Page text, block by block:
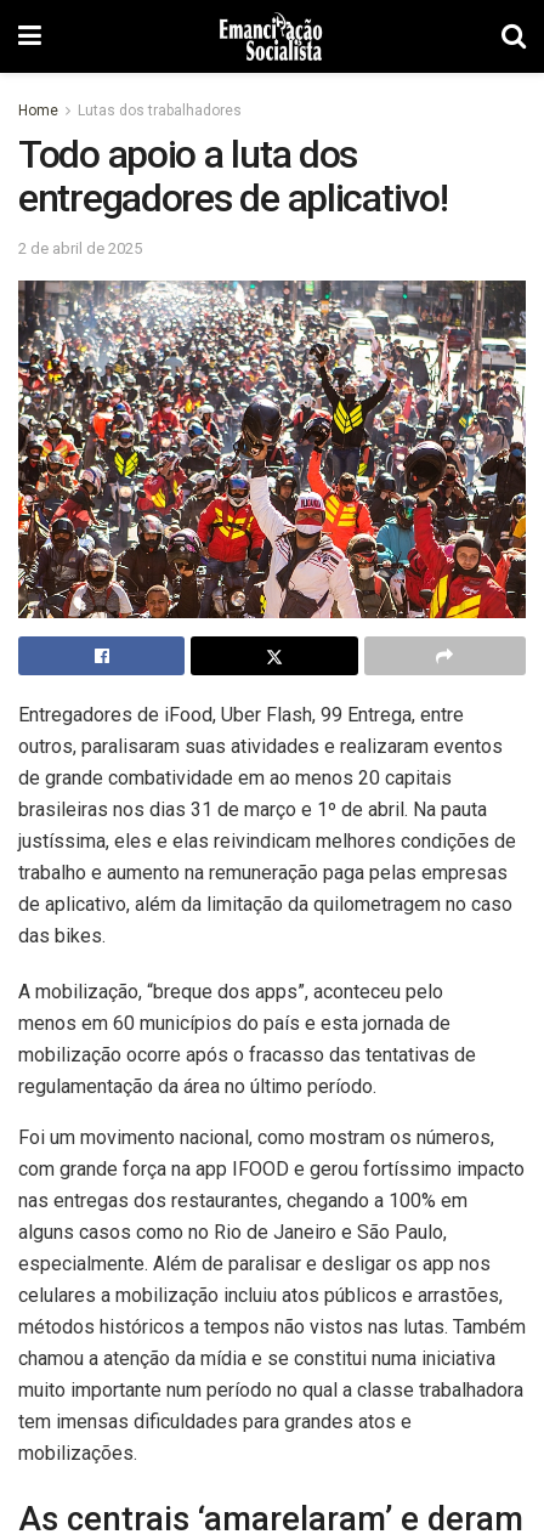
Home Lutas dos trabalhadores
Todo apoio a luta dos
entregadores de aplicativo!
2 de abril de 2025
Entregadores de iFood, Uber Flash, 99 Entrega, entre
outros, paralisaram suas atividades e realizaram eventos
de grande combatividade em ao menos 20 capitais
brasileiras nos dias 31 de março e 1º de abril. Na pauta
justíssima, eles e elas reivindicam melhores condições de
trabalho e aumento na remuneração paga pelas empresas
de aplicativo, além da limitação da quilometragem no caso
das bikes.
A mobilização, “breque dos apps”, aconteceu pelo
menos em 60 municípios do país e esta jornada de
mobilização ocorre após o fracasso das tentativas de
regulamentação da área no último período.
Foi um movimento nacional, como mostram os números,
com grande força na app IFOOD e gerou fortíssimo impacto
nas entregas dos restaurantes, chegando a 100% em
alguns casos como no Rio de Janeiro e São Paulo,
especialmente. Além de paralisar e desligar os app nos
celulares a mobilização incluiu atos públicos e arrastões,
métodos históricos a tempos não vistos nas lutas. Também
chamou a atenção da mídia e se constitui numa iniciativa
muito importante num período no qual a classe trabalhadora
tem imensas dificuldades para grandes atos e
mobilizações.
As centrais ‘amarelaram’ e deram